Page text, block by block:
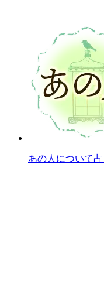
あの人について占